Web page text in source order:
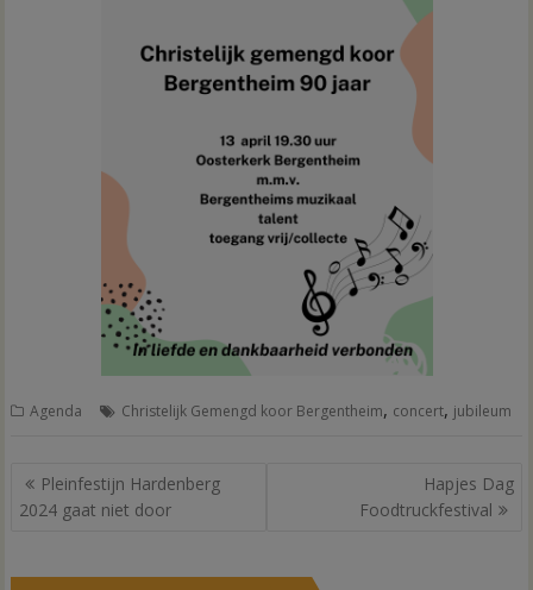
Agenda Christelijk Gemengd koor Bergentheim, concert, jubileum
Bericht
navigatie
Pleinfestijn Hardenberg
2024 gaat niet door
Hapjes Dag
Foodtruckfestival